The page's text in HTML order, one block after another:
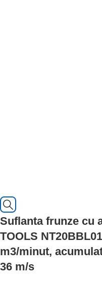
Suflanta frunze cu
TOOLS
m3/minut,
36 m/s